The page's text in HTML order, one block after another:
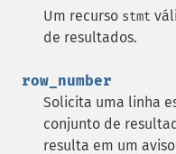
Um recurso stmt
de resultados.
row_number
Solicita uma linha
conjunto de
resulta em um